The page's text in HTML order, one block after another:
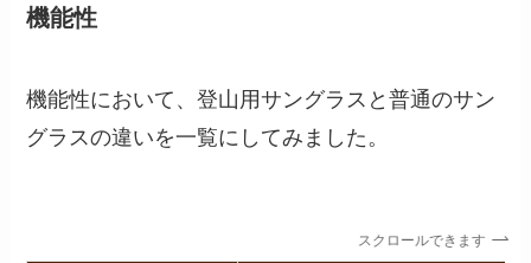
機能性
機能性において、登山用サングラスと普通のサン
グラスの違いを一覧にしてみました。
スクロールできます